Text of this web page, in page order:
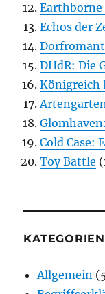
Earthborne
Echos der
DHdR: Die
Königreich
Cold Case:
Toy Battle
KATEGORIEN
Allgemein